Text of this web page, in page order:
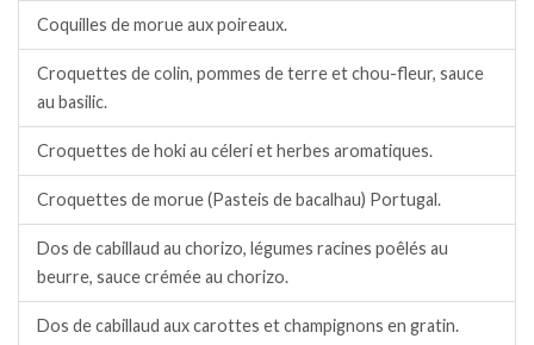
Coquilles de morue aux poireaux.
Croquettes de colin, pommes de terre et chou-fleur, sauce
au basilic.
Croquettes de hoki au céleri et herbes aromatiques.
Croquettes de morue (Pasteis de bacalhau) Portugal.
Dos de cabillaud au chorizo, légumes racines poêlés au
beurre, sauce crémée au chorizo.
Dos de cabillaud aux carottes et champignons en gratin.